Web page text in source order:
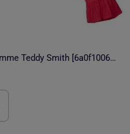
Blouse Fluide Femme Teddy Smith [6a0f1006f2d0e]